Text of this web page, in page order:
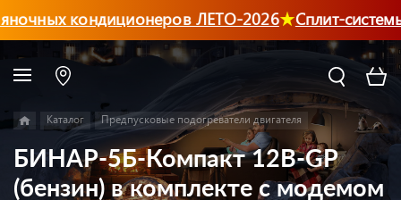
кондиционеров ЛЕТО-2026 Сплит-системы
Каталог Предпусковые подогреватели двигателя
БИНАР-5Б-Компакт 12В-GP
(бензин) в комплекте с модемом